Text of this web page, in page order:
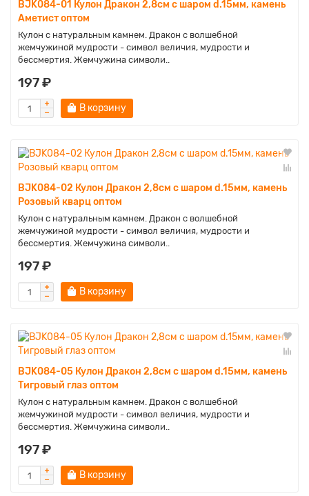
BJK084-01 Кулон Дракон 2,8см с шаром d.15мм, камень
Аметист оптом
Кулон с натуральным камнем. Дракон с волшебной
жемчужиной мудрости - символ величия, мудрости и
бессмертия. Жемчужина символи..
197 ₽
В корзину
BJK084-02 Кулон Дракон 2,8см с шаром d.15мм, камень
Розовый кварц оптом
Кулон с натуральным камнем. Дракон с волшебной
жемчужиной мудрости - символ величия, мудрости и
бессмертия. Жемчужина символи..
197 ₽
В корзину
BJK084-05 Кулон Дракон 2,8см с шаром d.15мм, камень
Тигровый глаз оптом
Кулон с натуральным камнем. Дракон с волшебной
жемчужиной мудрости - символ величия, мудрости и
бессмертия. Жемчужина символи..
197 ₽
В корзину